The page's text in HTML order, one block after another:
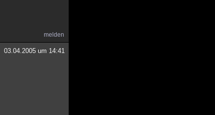
melden
03.04.2005 um 14:41